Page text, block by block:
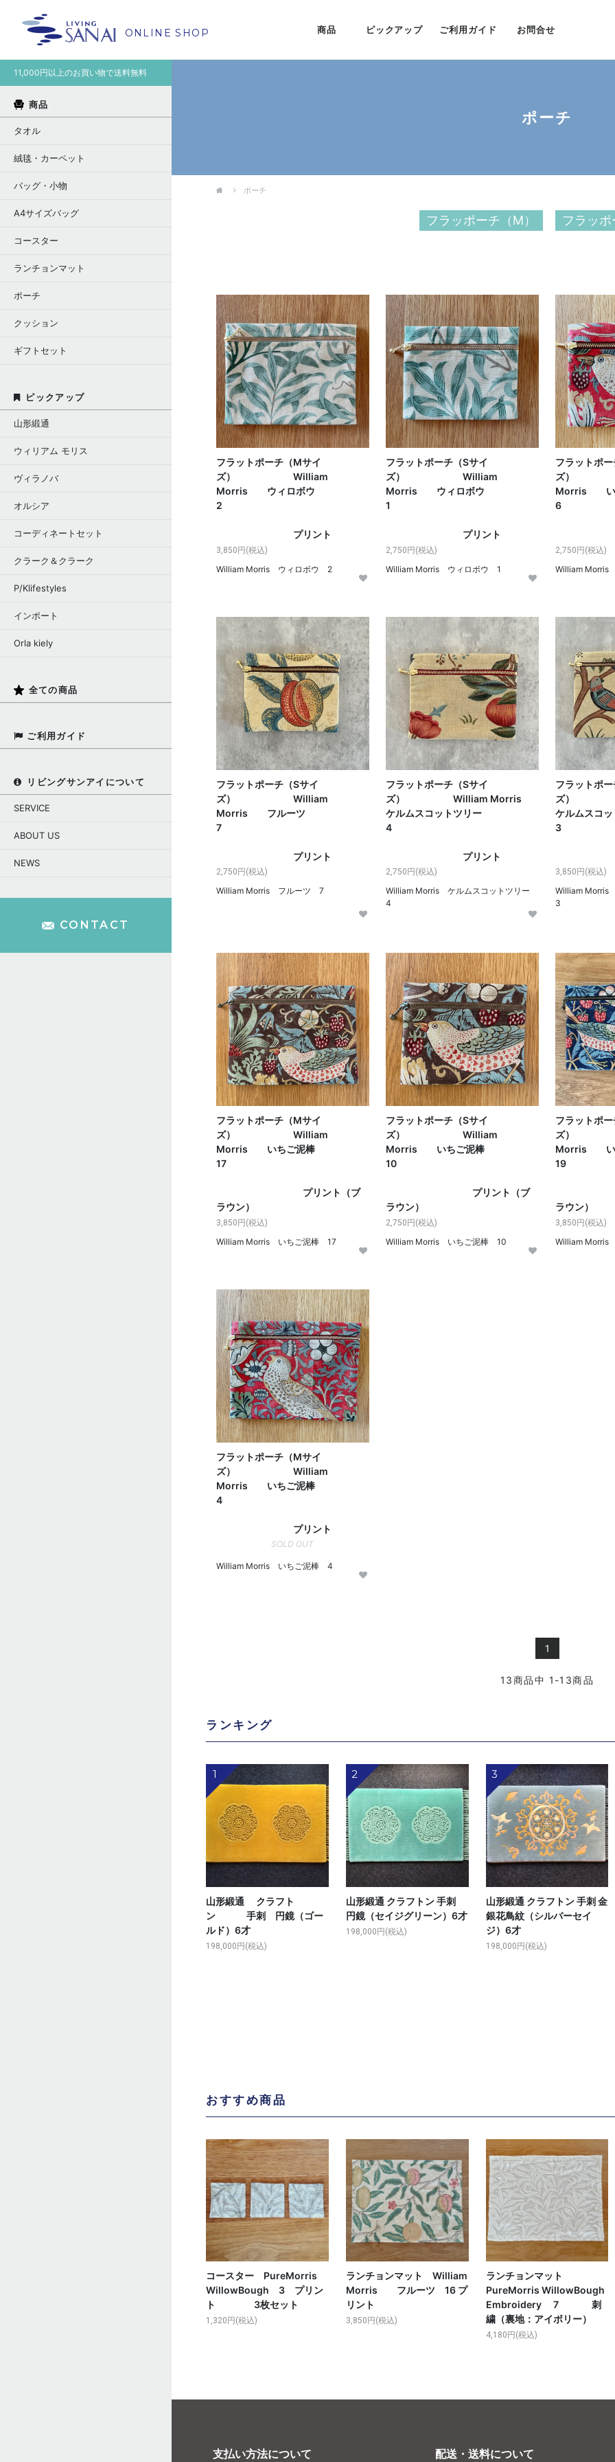
ONLINE SHOP 商品 ピックアップ ご利用ガイド お問合せ
11,000円以上のお買い物で送料無料
商品
タオル
絨毯・カーペット
バッグ・小物
A4サイズバッグ
コースター
ランチョンマット
ポーチ
クッション
ギフトセット
ピックアップ
山形緞通
ウィリアム モリス
ヴィラノバ
オルシア
コーディネートセット
クラーク＆クラーク
P/Klifestyles
インポート
Orla kiely
全ての商品
ご利用ガイド
リビングサンアイについて
SERVICE
ABOUT US
NEWS
CONTACT
ポーチ
ポーチ
フラッポーチ（M） フラッ
フラットポーチ（Mサイ
ズ） William
Morris ウィロボウ
2
プリント
3,850円(税込)
William Morris ウィロボウ 2
フラットポーチ（Sサイ
ズ） William
Morris ウィロボウ
1
プリント
2,750円(税込)
William Morris ウィロボウ 1
フラットポ
ズ）
Morris い
2,750円(税込)
William
フラットポーチ（Sサイ
ズ） William
Morris フルーツ
7
プリント
2,750円(税込)
William Morris フルーツ 7
フラットポーチ（Sサイ
ズ） William Morris
ケルムスコットツリー
4
プリント
2,750円(税込)
William Morris ケルムスコットツリー
4
フラットポ
ズ）
ケルムスコ
3,850円(税込)
William
3
フラットポーチ（Mサイ
ズ） William
Morris いちご泥棒
17
プリント（ブ
ラウン）
3,850円(税込)
William Morris いちご泥棒 17
フラットポーチ（Sサイ
ズ） William
Morris いちご泥棒
10
プリント（ブ
ラウン）
2,750円(税込)
William Morris いちご泥棒 10
フラットポ
ズ）
Morris い
ラウン）
3,850円(税込)
William
フラットポーチ（Mサイ
ズ） William
Morris いちご泥棒
4
プリント
SOLD OUT
William Morris いちご泥棒 4
1
13商品中 1-13商品
ランキング
1
山形緞通 クラフト
ン 手刺 円鏡（ゴー
ルド）6才
198,000円(税込)
2
山形緞通 クラフトン 手刺
円鏡（セイジグリーン）6才
198,000円(税込)
3
山形緞通 クラフトン 手刺 金
銀花鳥紋（シルバーセイ
ジ）6才
198,000円(税込)
おすすめ商品
コースター PureMorris
WillowBough 3 プリン
ト 3枚セット
1,320円(税込)
ランチョンマット William
Morris フルーツ 16 プ
リント
3,850円(税込)
ランチョンマット
PureMorris WillowBough
Embroidery 7 刺
繍（裏地：アイボリー）
4,180円(税込)
支払い方法について 配送・送料について